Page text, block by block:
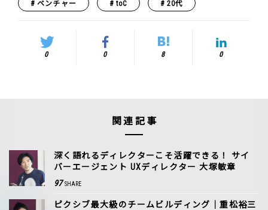
ベンチャー toC 20代
0 0 8 0
関連記事
深く語れるディレクターこそ活躍できる！ サイ
バーエージェント UXディレクター 大塚敏章
97 SHARE
ピクシブ最大級のチームビルディング｜重松裕三